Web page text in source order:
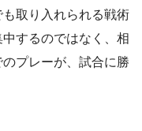
取り入れられる戦術
するのではなく、相
プレーが、試合に勝